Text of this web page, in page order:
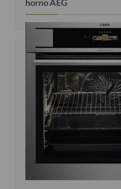
horno AEG